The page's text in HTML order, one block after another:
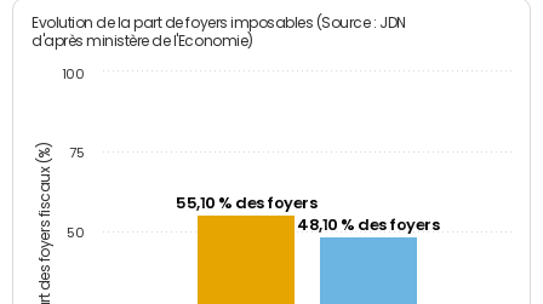
Part des foyers fiscaux (%)
Evolution de la part de foyers imposables (Source : JDN
d'après ministère de l'Economie)
55,10 % des foyers
48,10 % des foyers
50
75
100